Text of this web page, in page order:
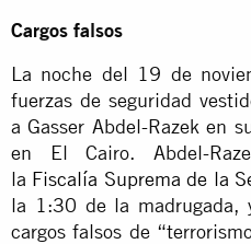
Cargos falsos
La noche del 19 de
fuerzas de seguridad
a Gasser Abdel-Razek en
en El Cairo. Abdel-
la Fiscalía Suprema de la
la 1:30 de la madrugada,
cargos falsos de